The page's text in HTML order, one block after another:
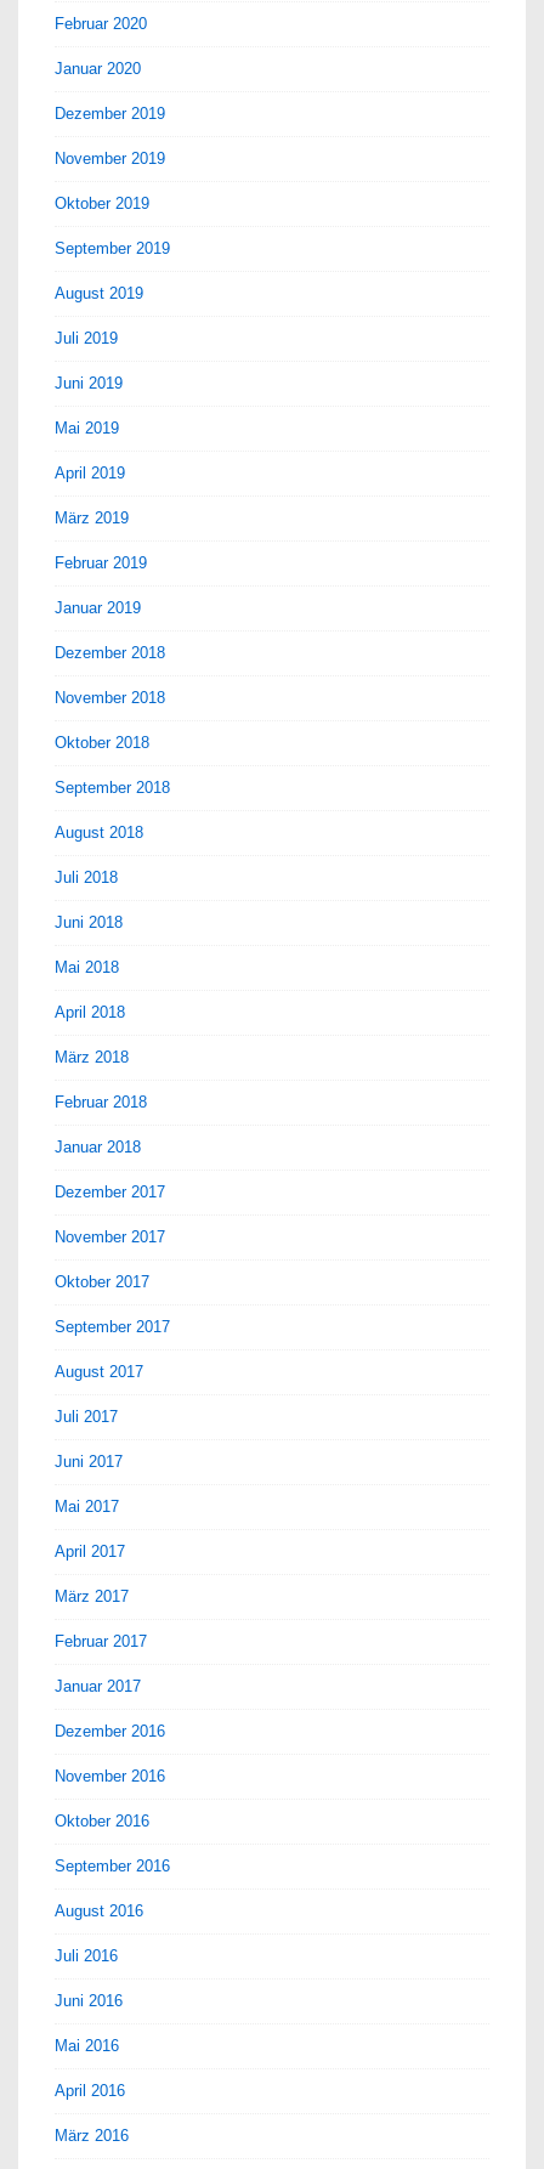
Februar 2020
Januar 2020
Dezember 2019
November 2019
Oktober 2019
September 2019
August 2019
Juli 2019
Juni 2019
Mai 2019
April 2019
März 2019
Februar 2019
Januar 2019
Dezember 2018
November 2018
Oktober 2018
September 2018
August 2018
Juli 2018
Juni 2018
Mai 2018
April 2018
März 2018
Februar 2018
Januar 2018
Dezember 2017
November 2017
Oktober 2017
September 2017
August 2017
Juli 2017
Juni 2017
Mai 2017
April 2017
März 2017
Februar 2017
Januar 2017
Dezember 2016
November 2016
Oktober 2016
September 2016
August 2016
Juli 2016
Juni 2016
Mai 2016
April 2016
März 2016